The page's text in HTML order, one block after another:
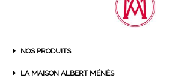
NOS PRODUITS
LA MAISON ALBERT MÉNÈS